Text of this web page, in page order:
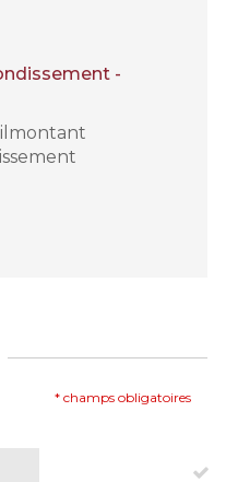
-
* champs obligatoires